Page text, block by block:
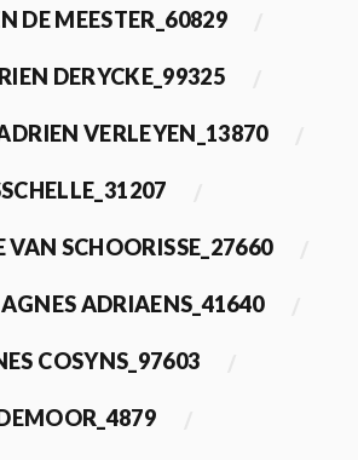
DE MEESTER_60829
DERYCKE_99325
VERLEYEN_13870
VAN SCHOORISSE_27660
AGNES ADRIAENS_41640
COSYNS_97603